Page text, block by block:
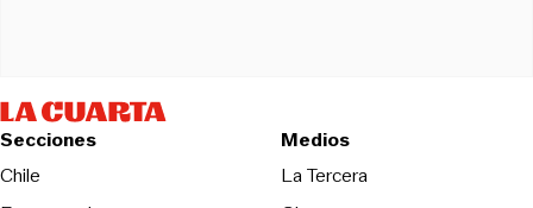
Secciones
Chile
Medios
La TerceraOpens in new